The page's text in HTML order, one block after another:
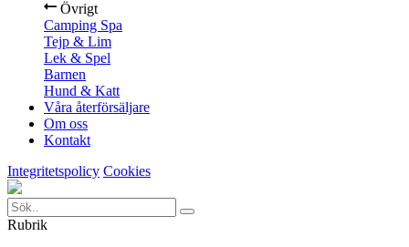
Övrigt
Camping Spa
Tejp & Lim
Lek & Spel
Barnen
Hund & Katt
Våra återförsäljare
Om oss
Kontakt
Integritetspolicy Cookies
Rubrik